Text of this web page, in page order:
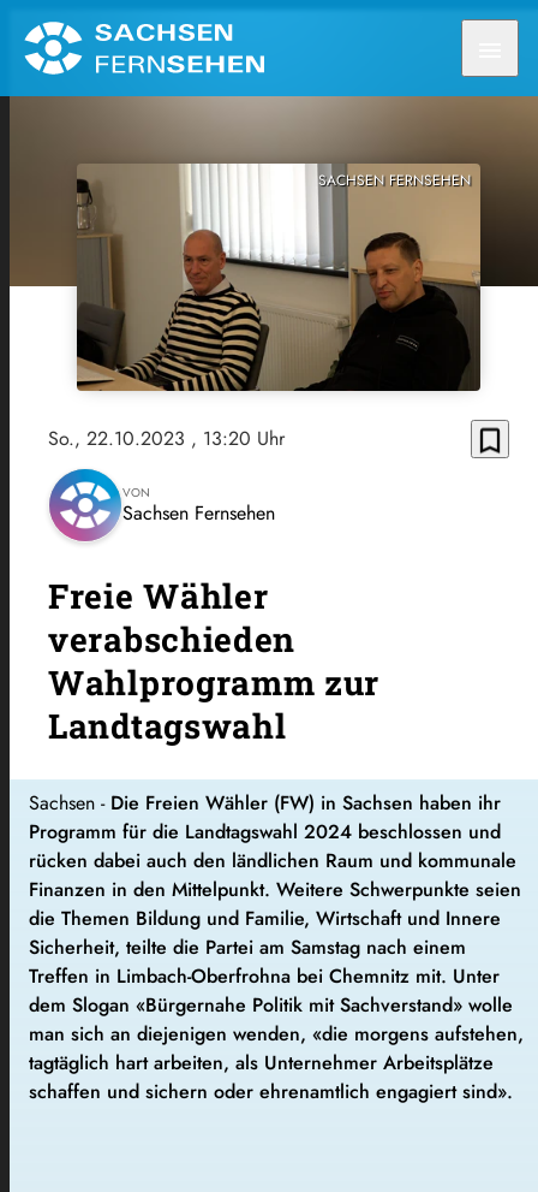
SACHSEN FERNSEHEN
So., 22.10.2023 , 13:20 Uhr bookmark_border
VON
Sachsen Fernsehen
Freie Wähler
verabschieden
Wahlprogramm zur
Landtagswahl
Sachsen - Die Freien Wähler (FW) in Sachsen haben ihr
Programm für die Landtagswahl 2024 beschlossen und
rücken dabei auch den ländlichen Raum und kommunale
Finanzen in den Mittelpunkt. Weitere Schwerpunkte seien
die Themen Bildung und Familie, Wirtschaft und Innere
Sicherheit, teilte die Partei am Samstag nach einem
Treffen in Limbach-Oberfrohna bei Chemnitz mit. Unter
dem Slogan «Bürgernahe Politik mit Sachverstand» wolle
man sich an diejenigen wenden, «die morgens aufstehen,
tagtäglich hart arbeiten, als Unternehmer Arbeitsplätze
schaffen und sichern oder ehrenamtlich engagiert sind».